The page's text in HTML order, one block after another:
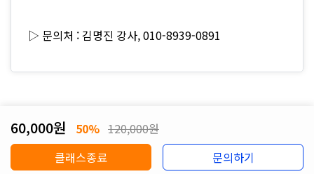
▷ 문의처 : 김명진 강사, 010-8939-0891
60,000원 50% 120,000원
클래스종료
문의하기